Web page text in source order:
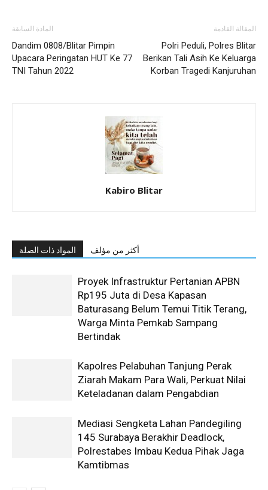
المادة السابقة
Dandim 0808/Blitar Pimpin
Upacara Peringatan HUT Ke 77
TNI Tahun 2022
المقالة القادمة
Polri Peduli, Polres Blitar
Berikan Tali Asih Ke Keluarga
Korban Tragedi Kanjuruhan
Kabiro Blitar
المواد ذات الصلة أكثر من مؤلف
Proyek Infrastruktur Pertanian APBN
Rp195 Juta di Desa Kapasan
Baturasang Belum Temui Titik Terang,
Warga Minta Pemkab Sampang
Bertindak
Kapolres Pelabuhan Tanjung Perak
Ziarah Makam Para Wali, Perkuat Nilai
Keteladanan dalam Pengabdian
Mediasi Sengketa Lahan Pandegiling
145 Surabaya Berakhir Deadlock,
Polrestabes Imbau Kedua Pihak Jaga
Kamtibmas